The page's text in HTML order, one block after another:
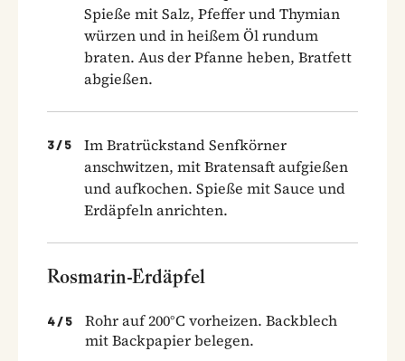
Spieße mit Salz, Pfeffer und Thymian
würzen und in heißem Öl rundum
braten. Aus der Pfanne heben, Bratfett
abgießen.
3 / 5
Im Bratrückstand Senfkörner
anschwitzen, mit Bratensaft aufgießen
und aufkochen. Spieße mit Sauce und
Erdäpfeln anrichten.
Rosmarin-Erdäpfel
4 / 5
Rohr auf 200°C vorheizen. Backblech
mit Backpapier belegen.